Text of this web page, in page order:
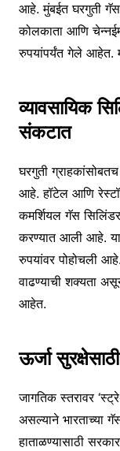
आहे. मुंबईत घरगुती
कोलकाता आणि
रुपयांपर्यंत गेले आहेत.
व्यावसायिक
संकटात
घरगुती ग्राहकांसोबतच
आहे. हॉटेल आणि
कमर्शियल गॅस
करण्यात आली आहे.
रुपयांवर पोहोचली
वाढण्याची शक्यता
आहेत.
ऊर्जा
जागतिक स्तरावर
असल्याने भारताच्या
हाताळण्यासाठी